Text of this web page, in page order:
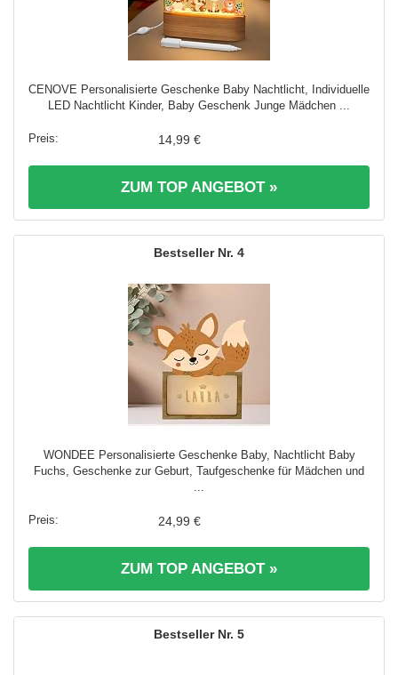
CENOVE Personalisierte Geschenke Baby Nachtlicht, Individuelle
LED Nachtlicht Kinder, Baby Geschenk Junge Mädchen ...
14,99 €
ZUM TOP ANGEBOT »
4
WONDEE Personalisierte Geschenke Baby, Nachtlicht Baby
Fuchs, Geschenke zur Geburt, Taufgeschenke für Mädchen und
24,99 €
ZUM TOP ANGEBOT »
5